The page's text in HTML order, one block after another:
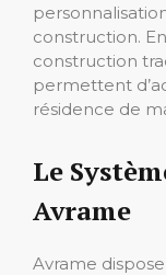
construction.
construction
permettent
résidence de
Le
Avrame
Avrame